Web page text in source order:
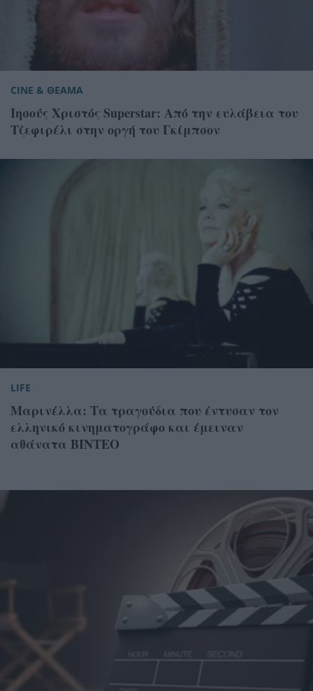
CINE & ΘΕΑΜΑ
Ιησούς Χριστός Superstar: Από την ευλάβεια του
Τζεφιρέλι στην οργή του Γκίμπσον
LIFE
Μαρινέλλα: Τα τραγούδια που έντυσαν τον
ελληνικό κινηματογράφο και έμειναν
αθάνατα ΒΙΝΤΕΟ